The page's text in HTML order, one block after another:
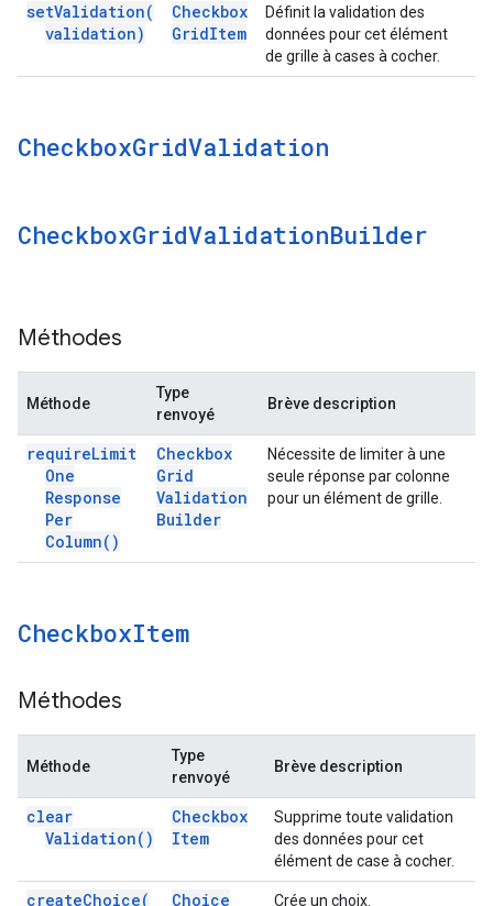
setValidation(
validation)
Checkbox
GridItem
Définit la validation des
données pour cet élément
de grille à cases à cocher.
CheckboxGridValidation
CheckboxGridValidationBuilder
Méthodes
Méthode
Type
renvoyé
Brève description
requireLimit
One
Response
Per
Column( )
Checkbox
Grid
Validation
Builder
Nécessite de limiter à une
seule réponse par colonne
pour un élément de grille.
CheckboxItem
Méthodes
Méthode
Type
renvoyé
Brève description
clear
Validation( )
Checkbox
Item
Supprime toute validation
des données pour cet
élément de case à cocher.
createChoice( Choice Crée un choix.